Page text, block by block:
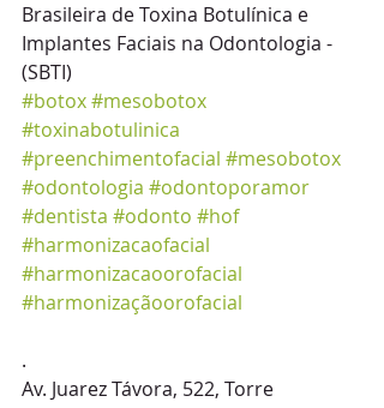
Brasileira de Toxina Botulínica e
Implantes Faciais na Odontologia -
(SBTI)
#botox#mesobotox
#toxinabotulinica
#preenchimentofacial #mesobotox
#odontologia #odontoporamor
#dentista #odonto #hof
#harmonizacaofacial
#harmonizacaoorofacial
#harmonizaçãoorofacial
.
Av. Juarez Távora, 522, Torre